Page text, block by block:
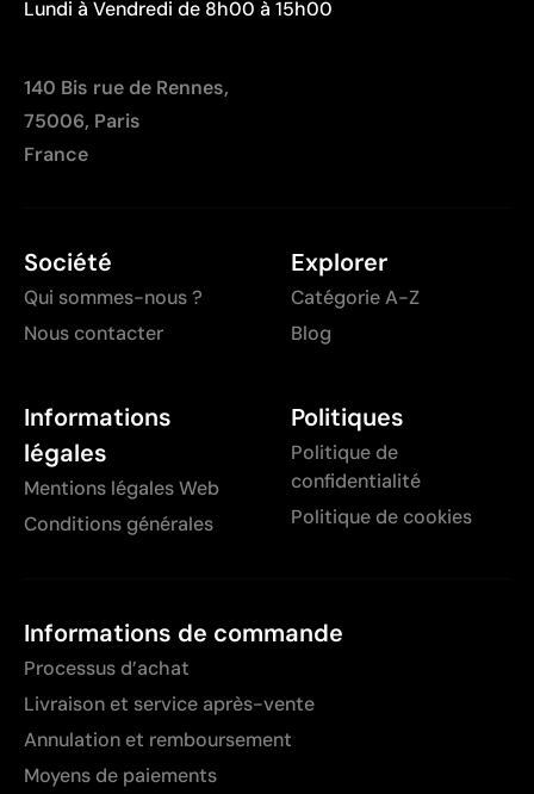
Lundi à Vendredi de 8h00 à 15h00
140 Bis rue de Rennes,
75006, Paris
France
Société
Qui sommes-nous ?
Nous contacter
Explorer
Catégorie A-Z
Blog
Informations
légales
Mentions légales Web
Conditions générales
Politiques
Politique de
confidentialité
Politique de cookies
Informations de commande
Processus d’achat
Livraison et service après-vente
Annulation et remboursement
Moyens de paiements